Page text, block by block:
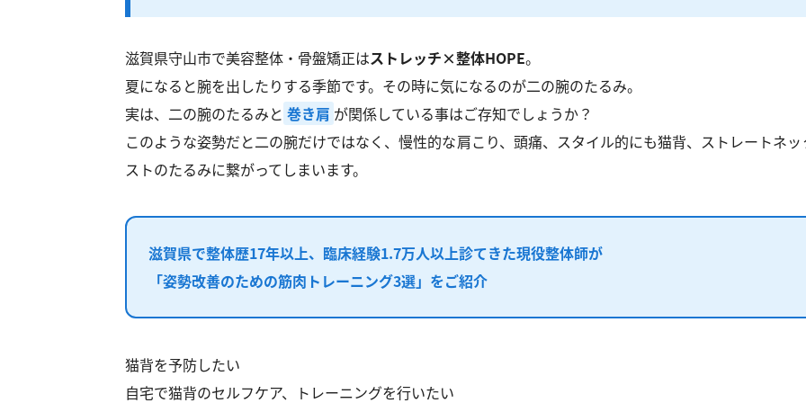
滋賀県守山市で美容整体・骨盤矯正はストレッチ×整体HOPE。
夏になると腕を出したりする季節です。その時に気になるのが二の腕のたるみ。
実は、二の腕のたるみと 巻き肩 が関係している事はご存知でしょうか？
このような姿勢だと二の腕だけではなく、慢性的な肩こり、頭痛、スタイル的にも猫背、ストレートネッ
ストのたるみに繋がってしまいます。
滋賀県で整体歴17年以上、 臨床経験1.7万人以上診てきた現役整体師が
「姿勢改善のための筋肉トレーニング3選」をご紹介
猫背を予防したい
自宅で猫背のセルフケア、トレーニングを行いたい